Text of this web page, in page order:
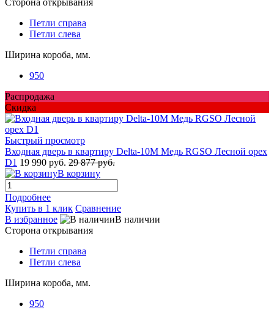
Петли справа
Петли слева
Ширина короба, мм.
950
Распродажа
Скидка
Быстрый просмотр
Входная дверь в квартиру Delta-10M Медь RGSO Лесной орех
D1 19 990 руб. 29 877 руб.
В корзину
Подробнее
Купить в 1 клик Сравнение
В избранное
В наличии
Сторона открывания
Петли справа
Петли слева
Ширина короба, мм.
950